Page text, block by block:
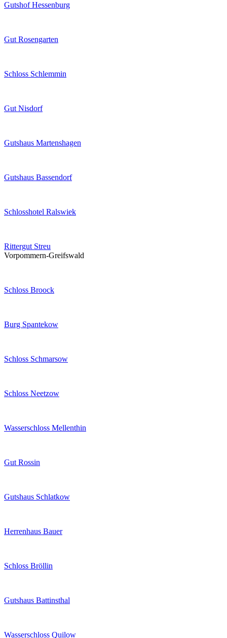
Gutshof Hessenburg
Gut Rosengarten
Schloss Schlemmin
Gut Nisdorf
Gutshaus Martenshagen
Gutshaus Bassendorf
Schlosshotel Ralswiek
Rittergut Streu
Vorpommern-Greifswald
Schloss Broock
Burg Spantekow
Schloss Schmarsow
Schloss Neetzow
Wasserschloss Mellenthin
Gut Rossin
Gutshaus Schlatkow
Herrenhaus Bauer
Schloss Bröllin
Gutshaus Battinsthal
Wasserschloss Quilow